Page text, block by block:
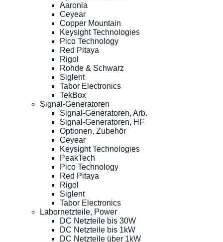
Aaronia
Ceyear
Copper Mountain
Keysight Technologies
Pico Technology
Red Pitaya
Rigol
Rohde & Schwarz
Siglent
Tabor Electronics
TekBox
Signal-Generatoren
Signal-Generatoren, Arb.
Signal-Generatoren, HF
Optionen, Zubehör
Ceyear
Keysight Technologies
PeakTech
Pico Technology
Red Pitaya
Rigol
Siglent
Tabor Electronics
Labornetzteile, Power
DC Netzteile bis 30W
DC Netzteile bis 1kW
DC Netzteile über 1kW